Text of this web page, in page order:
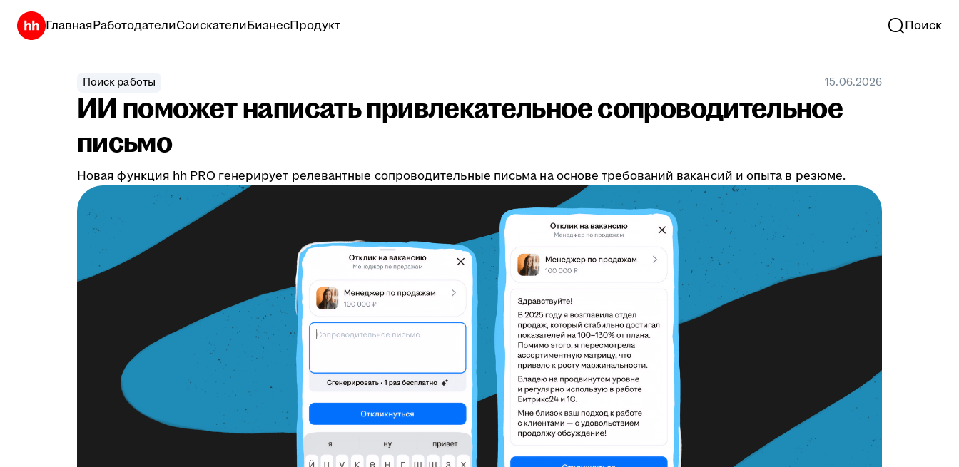
ГлавнаяРаботодателиСоискателиБизнесПродукт Поиск
Поиск работы 15.06.2026
ИИ поможет написать привлекательное сопроводительное
письмо
Новая функция hh PRO генерирует релевантные сопроводительные письма на основе требований вакансий и опыта в резюме.